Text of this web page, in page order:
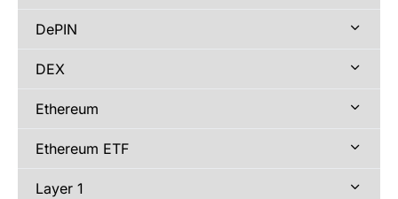
DePIN
DEX
Ethereum
Ethereum ETF
Layer 1